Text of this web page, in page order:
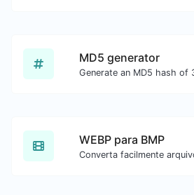
MD5 generator
WEBP para BMP